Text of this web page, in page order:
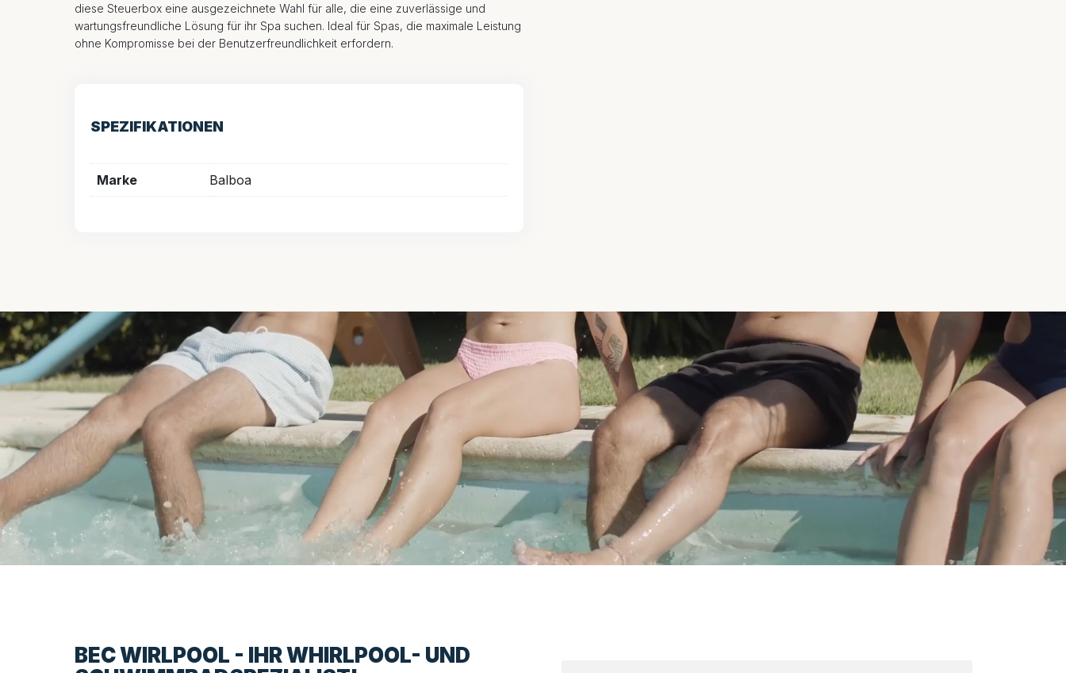
diese Steuerbox eine ausgezeichnete Wahl für alle, die eine zuverlässige und
wartungsfreundliche Lösung für ihr Spa suchen. Ideal für Spas, die maximale Leistung
ohne Kompromisse bei der Benutzerfreundlichkeit erfordern.
SPEZIFIKATIONEN
Marke Balboa
BEC WIRLPOOL - IHR WHIRLPOOL- UND